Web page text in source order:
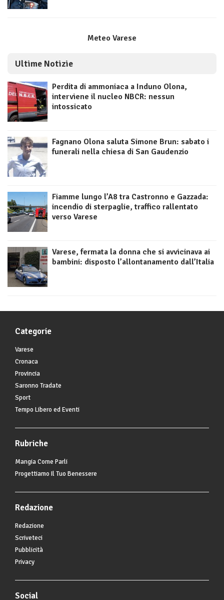
Meteo Varese
Ultime Notizie
Perdita di ammoniaca a Induno Olona,
interviene il nucleo NBCR: nessun
intossicato
Fagnano Olona saluta Simone Brun: sabato i
funerali nella chiesa di San Gaudenzio
Fiamme lungo l’A8 tra Castronno e Gazzada:
incendio di sterpaglie, traffico rallentato
verso Varese
Varese, fermata la donna che si avvicinava ai
bambini: disposto l’allontanamento dall’Italia
Categorie
Varese
Cronaca
Provincia
Saronno Tradate
Sport
Tempo Libero ed Eventi
Rubriche
Mangia Come Parli
Progettiamo Il Tuo Benessere
Redazione
Redazione
Scriveteci
Pubblicità
Privacy
Social